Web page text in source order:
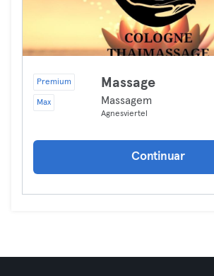
Premium
Max
Massage
Massagem
Agnesviertel
Continuar